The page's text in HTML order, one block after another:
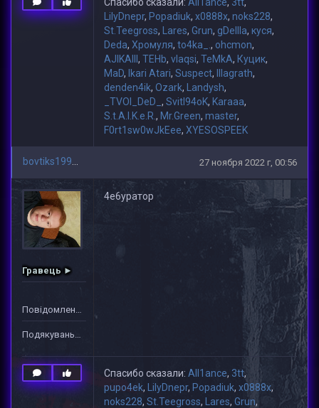
LilyDnepr, Popadiuk, x0888x, noks228,
St.Teegross, Lares, Grun, gDeIIIa, куся,
Deda, Хромуля, to4ka_. , ohcmon,
AJIKAIII , TEHb, vlaqsi, TeMkA, Куцик,
MaD, Ikari Atari, Suspect, lllagrath,
denden4ik, Ozark, Landysh,
_TVOI_DeD_ , Svitl94oK, Karaaa,
S.t.A.l.K.e.R. , Mr.Green, master,
F0rt1sw0wJkEee, XYESOSPEEK
27 ноября 2022 г, 00:56
Гравець ►
Повідомлень: 1
Подякувань: 36
4е6уратор
Спасибо сказали: All1ance, 3tt,
pupo4ek, LilyDnepr, Popadiuk, x0888x,
noks228, St.Teegross, Lares, Grun,